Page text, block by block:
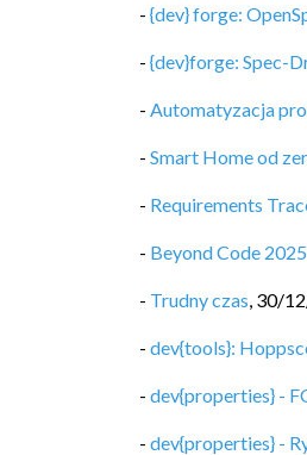
- {dev} forge:
- {dev}forge: Spec-
- Automatyzacja
- Smart Home od
- Requirements
- Beyond Code
- Trudny czas, 30/
- dev{tools}:
- dev{properties} -
- dev{properties} -